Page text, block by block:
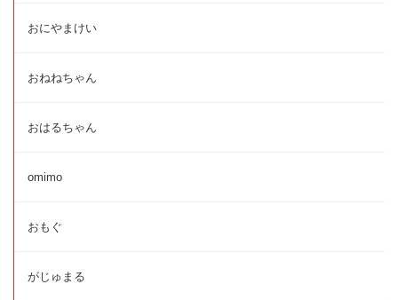
おにやまけい
おねねちゃん
おはるちゃん
omimo
おもぐ
がじゅまる